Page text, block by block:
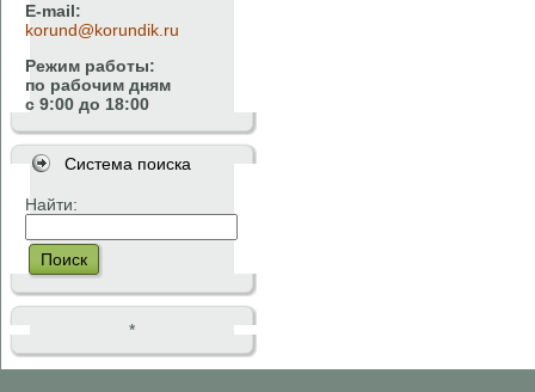
E-mail:
korund@korundik.ru
Режим работы:
по рабочим дням
с 9:00 до 18:00
Система поиска
Найти:
Поиск
*